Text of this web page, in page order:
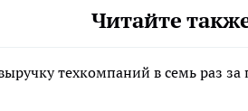
Читайте
техкомпаний в семь раз за